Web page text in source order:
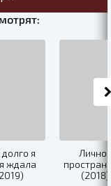
долго я
ждала
(2018)